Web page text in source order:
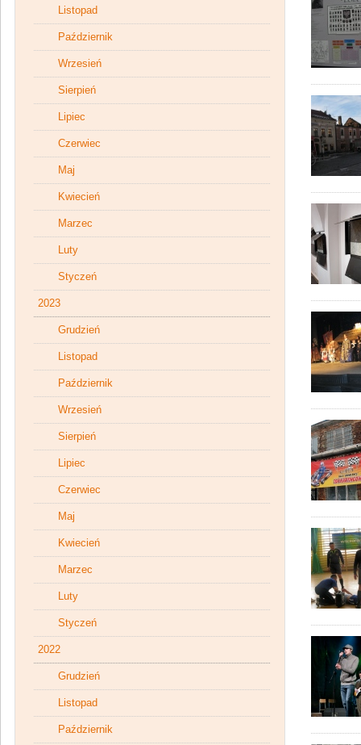
Listopad
Październik
Wrzesień
Sierpień
Lipiec
Czerwiec
Maj
Kwiecień
Marzec
Luty
Styczeń
2023
Grudzień
Listopad
Październik
Wrzesień
Sierpień
Lipiec
Czerwiec
Maj
Kwiecień
Marzec
Luty
Styczeń
2022
Grudzień
Listopad
Październik